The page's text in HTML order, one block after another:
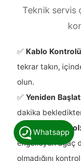
Teknik servis
✅ Kablo
tekrar takın,
olun.
✅ Yeniden
dakika
✅Görsel Kontrol:
engelleyen ağaç
olmadığını
Whatsapp